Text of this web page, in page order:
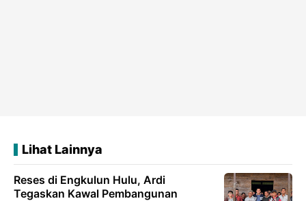
Lihat Lainnya
Reses di Engkulun Hulu, Ardi
Tegaskan Kawal Pembangunan